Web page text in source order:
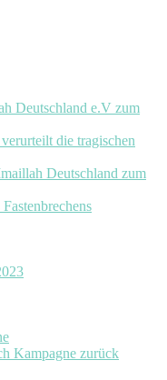
Deutschland e.V zum
die tragischen
Deutschland zum
Kampagne zurück